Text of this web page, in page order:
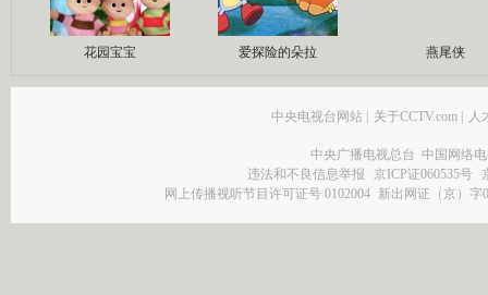
花园宝宝 爱探险的朵拉 燕尾侠
中央电视台网站 关于CCTV.com 人
中央广播电视总台 中国网络
违法和不良信息举报
京ICP证060535号
网上传播视听节目许可证号 0102004 新出网证（京）